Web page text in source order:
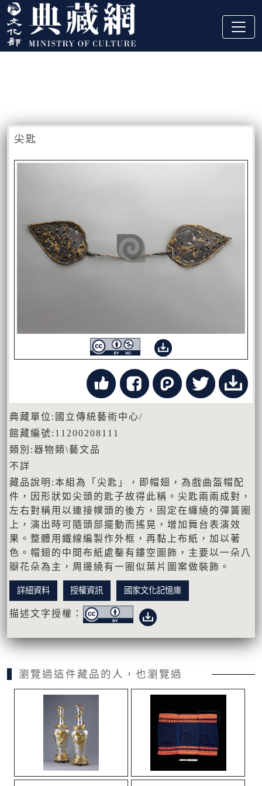
跳到主要內容
:::
尖匙
典藏單位:國立傳統藝術中心/
館藏編號:11200208111
類別:器物類\藝文品
不詳
藏品說明:本組為「尖匙」，即帽翅，為戲曲盔帽配
件，因形狀如尖頭的匙子故得此稱。尖匙兩兩成對，
左右對稱用以連接幞頭的後方，固定在纏繞的彈簧圈
上，演出時可隨頭部擺動而搖晃，增加舞台表演效
果。整體用鐵線編製作外框，再黏上布紙，加以著
色。帽翅的中間布紙處鑿有鏤空圖飾，主要以一朵八
瓣花朵為主，周邊繞有一圈似葉片圖案做裝飾。
詳細資料 授權資訊 國家文化記憶庫
描述文字授權：
瀏覽過這件藏品的人，也瀏覽過